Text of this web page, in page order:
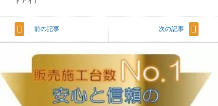
前の記事 次の記事